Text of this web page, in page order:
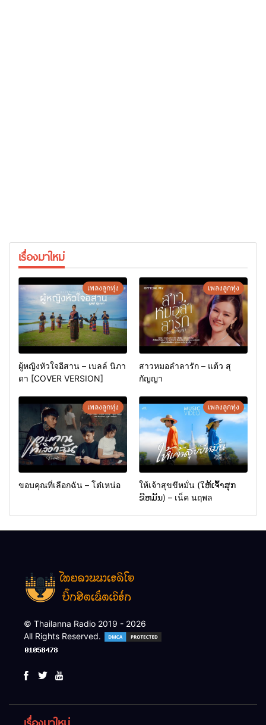
เรื่องมาใหม่
เพลงลูกทุ่ง
ผู้หญิงหัวใจอีสาน – เบลล์ นิภา
ดา [COVER VERSION]
เพลงลูกทุ่ง
สาวหมอลำลารัก – แต้ว สุ
กัญญา
เพลงลูกทุ่ง
ขอบคุณที่เลือกฉัน – โต๋เหน่อ
เพลงลูกทุ่ง
ให้เจ้าสุขขีหมั่น (ໃຫ້ເຈົ້າສຸກ
ຂີຫມັ້ນ) – เน็ค นฤพล
© Thailanna Radio 2019 - 2026
All Rights Reserved.